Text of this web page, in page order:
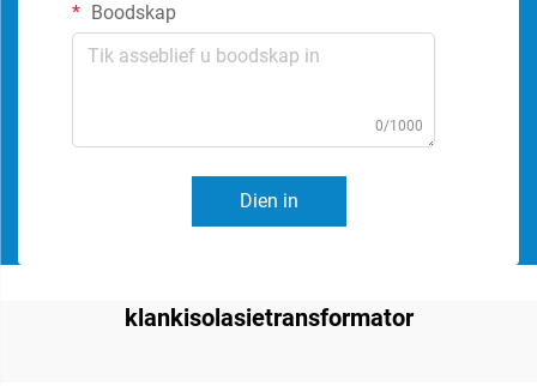
Boodskap
0/1000
Dien in
klankisolasietransformator